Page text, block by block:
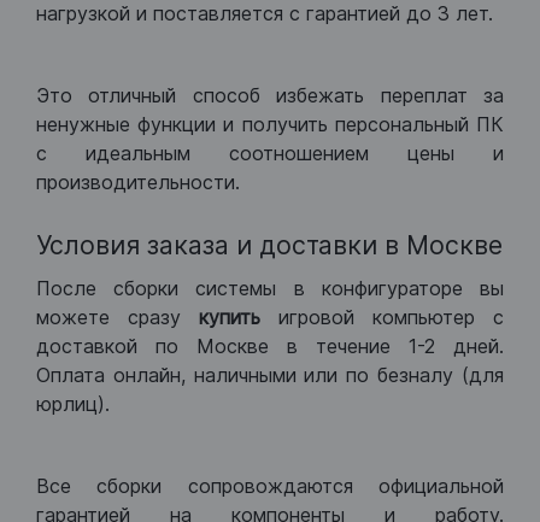
нагрузкой и поставляется с гарантией до 3 лет.
Это отличный способ избежать переплат за
ненужные функции и получить персональный ПК
с идеальным соотношением цены и
производительности.
Условия заказа и доставки в Москве
После сборки системы в конфигураторе вы
можете сразу купить игровой компьютер с
доставкой по Москве в течение 1-2 дней.
Оплата онлайн, наличными или по безналу (для
юрлиц).
Все сборки сопровождаются официальной
гарантией на компоненты и работу.